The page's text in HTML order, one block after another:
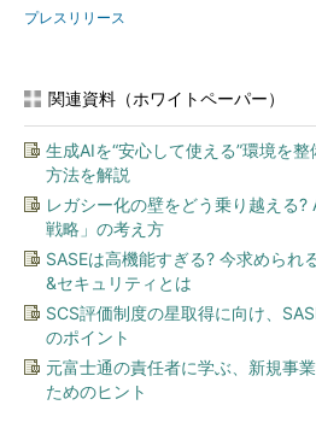
プレスリリース
関連資料（ホワイトペーパー）
生成AIを“安心して使える”環境を
方法を解説
レガシー化の壁をどう乗り越える?
戦略」の考え方
SASEは高機能すぎる? 今求められ
&セキュリティとは
SCS評価制度の星取得に向け、
のポイント
元富士通の責任者に学ぶ、新規事
ためのヒント